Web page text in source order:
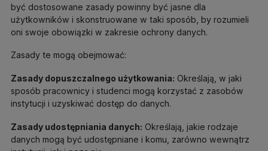
być dostosowane zasady powinny być jasne dla
użytkowników i skonstruowane w taki sposób, by rozumieli
oni swoje obowiązki w zakresie ochrony danych.
Zasady te mogą obejmować:
Zasady dopuszczalnego użytkowania: Określają, w jaki
sposób pracownicy i studenci mogą korzystać z zasobów
instytucji i uzyskiwać dostęp do danych.
Zasady udostępniania danych: Określają, jakie rodzaje
danych mogą być udostępniane i komu, zarówno wewnątrz